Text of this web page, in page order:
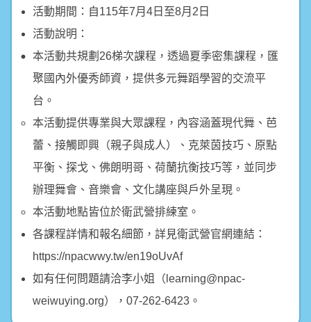
活動期間：自115年7月4日至8月2日
活動說明：
本活動共規劃26梯次課程，透過夏季密集課程，匯
聚國內外優秀師資，提供多元舞蹈學習的交流平
台。
本活動提供專業與大眾課程，內容涵蓋現代舞、芭
蕾、接觸即興（親子與成人）、克萊茵技巧、原點
平衡、探戈、佛朗明哥、荷蘭抗衡技巧等，並同步
辦理舞會、音樂會、文化講座與戶外呈現。
本活動地點皆位於衛武營排練室。
各課程詳情和報名細節，詳見衛武營官網連結：
https://npacwwy.tw/en19oUvAf
如有任何問題請洽李小姐（learning@npac-
weiwuying.org），07-262-6423。